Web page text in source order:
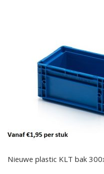
Nieuwe plastic KLT bak